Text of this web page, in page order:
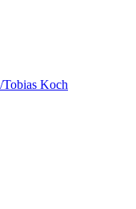
Koch